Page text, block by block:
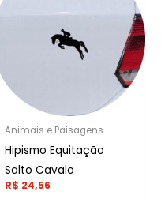
Animais e Paisagens
Hipismo Equitação
Salto Cavalo
R$ 24,56